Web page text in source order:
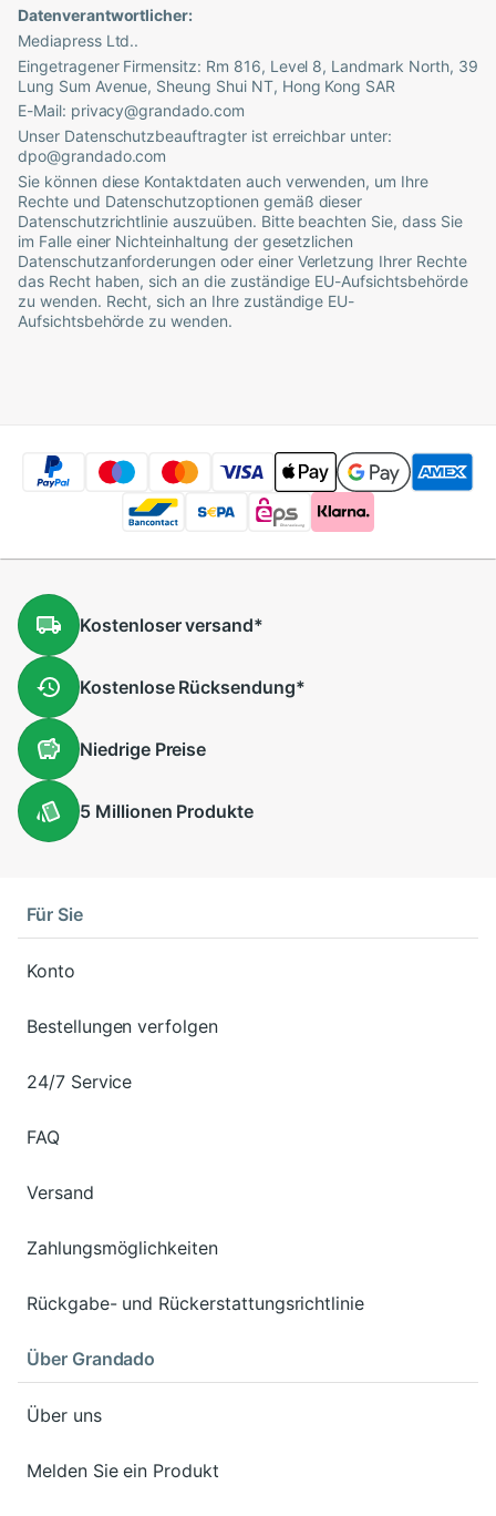
Datenverantwortlicher:
Mediapress Ltd..
Eingetragener Firmensitz: Rm 816, Level 8, Landmark North, 39
Lung Sum Avenue, Sheung Shui NT, Hong Kong SAR
E-Mail: privacy@grandado.com
Unser Datenschutzbeauftragter ist erreichbar unter:
dpo@grandado.com
Sie können diese Kontaktdaten auch verwenden, um Ihre
Rechte und Datenschutzoptionen gemäß dieser
Datenschutzrichtlinie auszuüben. Bitte beachten Sie, dass Sie
im Falle einer Nichteinhaltung der gesetzlichen
Datenschutzanforderungen oder einer Verletzung Ihrer Rechte
das Recht haben, sich an die zuständige EU-Aufsichtsbehörde
zu wenden. Recht, sich an Ihre zuständige EU-
Aufsichtsbehörde zu wenden.
Kostenloserversand*
KostenloseRücksendung*
NiedrigePreise
5 Millionen Produkte
Für Sie
Konto
Bestellungen verfolgen
24/7 Service
FAQ
Versand
Zahlungsmöglichkeiten
Rückgabe- und Rückerstattungsrichtlinie
Über Grandado
Über uns
Melden Sie ein Produkt